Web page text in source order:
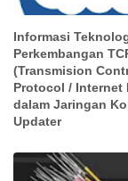
Informasi
Perkembangan
(Transmision
Protocol / Internet
dalam Jaringan
Updater